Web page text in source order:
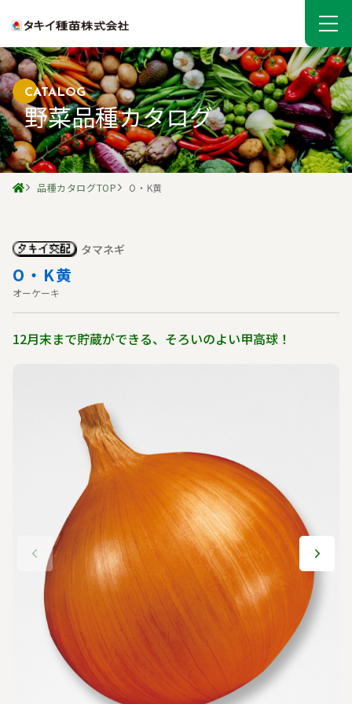
CATALOG
野菜品種カタログ
品種カタログTOP O・K黄
O・K黄
オーケーキ
タマネギ
12月末まで貯蔵ができる、そろいのよい甲高球！